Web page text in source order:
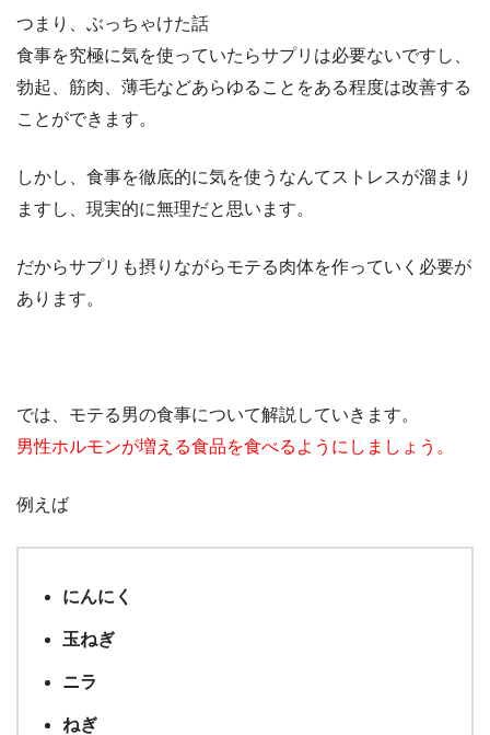
つまり、ぶっちゃけた話
食事を究極に気を使っていたらサプリは必要ないですし、
勃起、筋肉、薄毛などあらゆることをある程度は改善する
ことができます。
しかし、食事を徹底的に気を使うなんてストレスが溜まり
ますし、現実的に無理だと思います。
だからサプリも摂りながらモテる肉体を作っていく必要が
あります。
では、モテる男の食事について解説していきます。
男性ホルモンが増える食品を食べるようにしましょう。
例えば
にんにく
玉ねぎ
ニラ
ねぎ